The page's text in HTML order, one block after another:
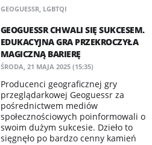
GEOGUESSR, LGBTQI
GEOGUESSR CHWALI SIĘ SUKCESEM.
EDUKACYJNA GRA PRZEKROCZYŁA
MAGICZNĄ BARIERĘ
ŚRODA, 21 MAJA 2025 (15:35)
Producenci geograficznej gry
przeglądarkowej Geoguessr za
pośrednictwem mediów
społecznościowych poinformowali o
swoim dużym sukcesie. Dzieło to
sięgnęło po bardzo cenny kamień